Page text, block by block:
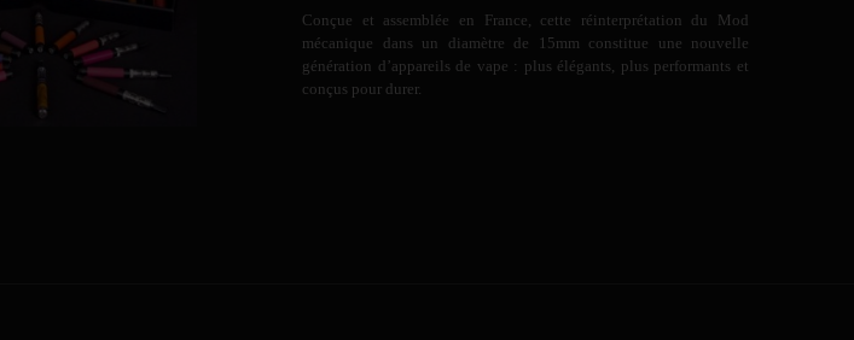
Conçue et assemblée en France, cette réinterprétation du Mod
mécanique dans un diamètre de 15mm constitue une nouvelle
génération d’appareils de vape : plus élégants, plus performants et
conçus pour durer.